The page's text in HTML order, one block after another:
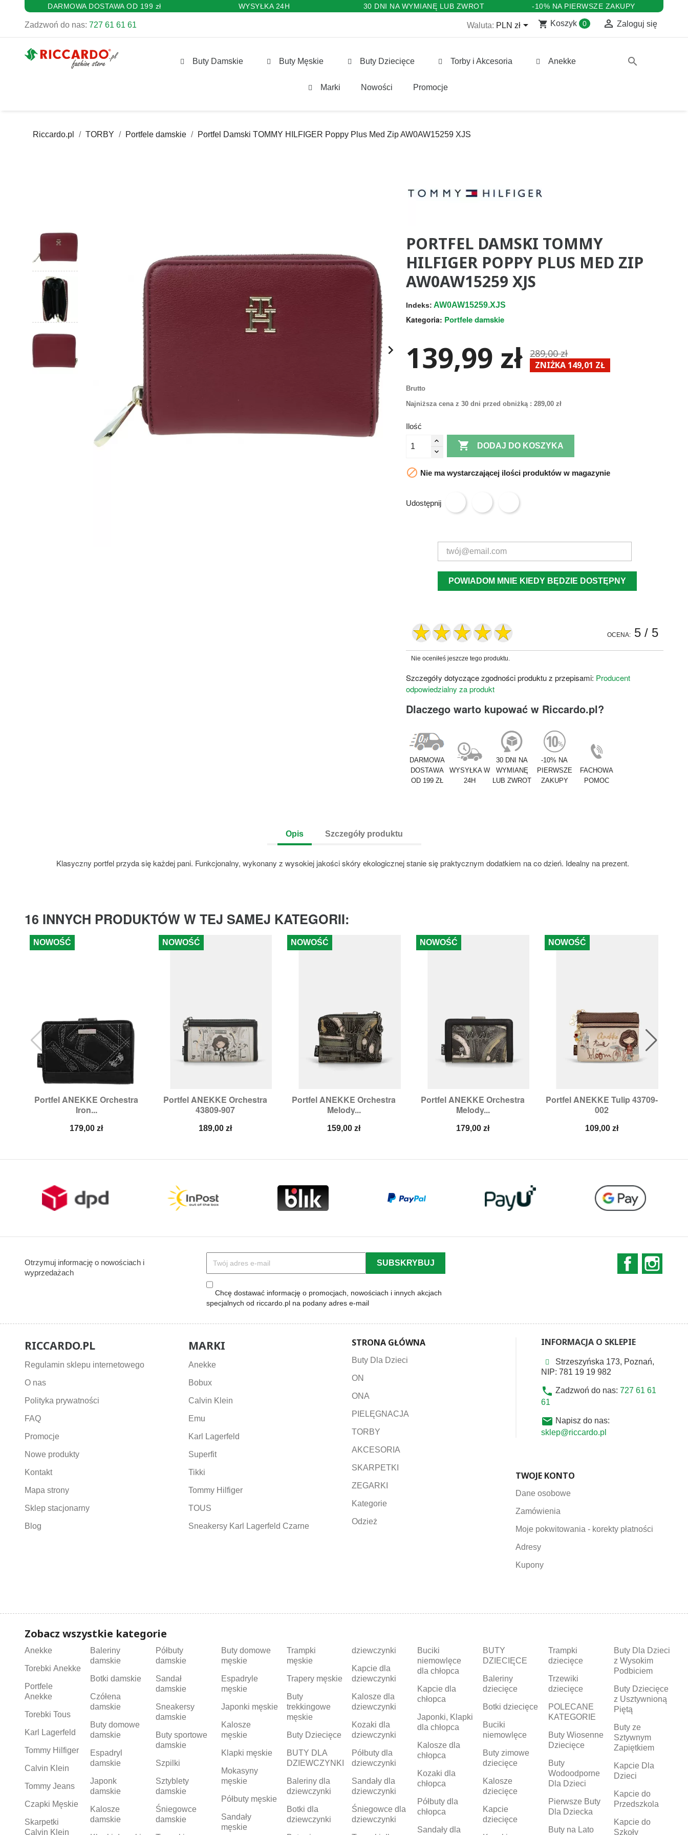
DARMOWA DOSTAWA OD 199 zł WYSYŁKA 24H 30 DNI NA WYMIANĘ LUB ZWROT -10% NA PIERWSZE ZAKUPY
Zadzwoń do nas: 727 61 61 61 Waluta: PLN zł shopping_cart Koszyk 0  Zaloguj się
Buty Damskie Buty Męskie Buty Dziecięce Torby i Akcesoria Anekke
Marki Nowości Promocje
search
Riccardo.pl TORBY Portfele damskie Portfel Damski TOMMY HILFIGER Poppy Plus Med Zip AW0AW15259 XJS

PORTFEL DAMSKI TOMMY
HILFIGER POPPY PLUS MED ZIP
AW0AW15259 XJS
Indeks: AW0AW15259.XJS
Kategoria: Portfele damskie
139,99 zł 289,00 zł
ZNIŻKA 149,01 ZŁ
Brutto
Najniższa cena z 30 dni przed obniżką : 289,00 zł
Ilość
 DODAJ DO KOSZYKA
 Nie ma wystarczającej ilości produktów w magazynie
Udostępnij
POWIADOM MNIE KIEDY BĘDZIE DOSTĘPNY
OCENA: 5/ 5
Nie oceniłeś jeszcze tego produktu.
Szczegóły dotyczące zgodności produktu z przepisami: Producent
odpowiedzialny za produkt
Dlaczego warto kupować w Riccardo.pl?
DARMOWA
DOSTAWA
OD 199 ZŁ
WYSYŁKA W
24H
30 DNI NA
WYMIANĘ
LUB ZWROT
-10% NA
PIERWSZE
ZAKUPY
FACHOWA
POMOC
Opis Szczegóły produktu
Klasyczny portfel przyda się każdej pani. Funkcjonalny, wykonany z wysokiej jakości skóry ekologicznej stanie się praktycznym dodatkiem na co dzień. Idealny na prezent.
16 INNYCH PRODUKTÓW W TEJ SAMEJ KATEGORII:
Portfel ANEKKE Orchestra
Iron...
Cena
179,00 zł
Szybki podgląd
NOWOŚĆ
Portfel ANEKKE Orchestra
43809-907
Cena
189,00 zł
Szybki podgląd
NOWOŚĆ
Portfel ANEKKE Orchestra
Melody...
Cena
159,00 zł
Szybki podgląd
NOWOŚĆ
Portfel ANEKKE Orchestra
Melody...
Cena
179,00 zł
Szybki podgląd
NOWOŚĆ
Portfel ANEKKE Tulip 43709-
002
Cena
109,00 zł
Szybki podgląd
NOWOŚĆ
Otrzymuj informację o nowościach i
wyprzedażach
Chcę dostawać informację o promocjach, nowościach i innych akcjach
specjalnych od riccardo.pl na podany adres e-mail
Facebook
RICCARDO.PL
Regulamin sklepu internetowego
O nas
Polityka prywatności
FAQ
Promocje
Nowe produkty
Kontakt
Mapa strony
Sklep stacjonarny
Blog
MARKI
Anekke
Bobux
Calvin Klein
Emu
Karl Lagerfeld
Superfit
Tikki
Tommy Hilfiger
TOUS
Sneakersy Karl Lagerfeld Czarne
STRONA GŁÓWNA
Buty Dla Dzieci
ON
ONA
PIELĘGNACJA
TORBY
AKCESORIA
SKARPETKI
ZEGARKI
Kategorie
Odzież
INFORMACJA O SKLEPIE
Strzeszyńska 173, Poznań,
NIP: 781 19 19 982
phone Zadzwoń do nas: 727 61 61
61
email Napisz do nas:
sklep@riccardo.pl
TWOJE KONTO
Dane osobowe
Zamówienia
Moje pokwitowania - korekty płatności
Adresy
Kupony
Zobacz wszystkie kategorie
Anekke
Torebki Anekke
Portfele
Anekke
Torebki Tous
Karl Lagerfeld
Tommy Hilfiger
Calvin Klein
Tommy Jeans
Czapki Męskie
Skarpetki
Calvin Klein
Baleriny
damskie
Botki damskie
Czółena
damskie
Buty domowe
damskie
Espadryl
damskie
Japonk
damskie
Kalosze
damskie
Półbuty
damskie
Sandał
damskie
Sneakersy
damskie
Buty sportowe
damskie
Szpilki
Sztyblety
damskie
Śniegowce
damskie
Buty domowe
męskie
Espadryle
męskie
Japonki męskie
Kalosze
męskie
Klapki męskie
Mokasyny
męskie
Półbuty męskie
Sandały
męskie
Trampki
męskie
Trapery męskie
Buty
trekkingowe
męskie
Buty Dziecięce
BUTY DLA
DZIEWCZYNKI
Baleriny dla
dziewczynki
Botki dla
dziewczynki
dziewczynki
Kapcie dla
dziewczynki
Kalosze dla
dziewczynki
Kozaki dla
dziewczynki
Półbuty dla
dziewczynki
Sandały dla
dziewczynki
Śniegowce dla
dziewczynki
Buciki
niemowlęce
dla chłopca
Kapcie dla
chłopca
Japonki, Klapki
dla chłopca
Kalosze dla
chłopca
Kozaki dla
chłopca
Półbuty dla
chłopca
Sandały dla
BUTY
DZIECIĘCE
Baleriny
dziecięce
Botki dziecięce
Buciki
niemowlęce
Buty zimowe
dziecięce
Kalosze
dziecięce
Kapcie
dziecięce
Trampki
dziecięce
Trzewiki
dziecięce
POLECANE
KATEGORIE
Buty Wiosenne
Dziecięce
Buty
Wodoodporne
Dla Dzieci
Pierwsze Buty
Dla Dziecka
Buty na Lato
Buty Dla Dzieci
z Wysokim
Podbiciem
Buty Dziecięce
z Usztywnioną
Piętą
Buty ze
Sztywnym
Zapiętkiem
Kapcie Dla
Dzieci
Kapcie do
Przedszkola
Kapcie do
Szkoły